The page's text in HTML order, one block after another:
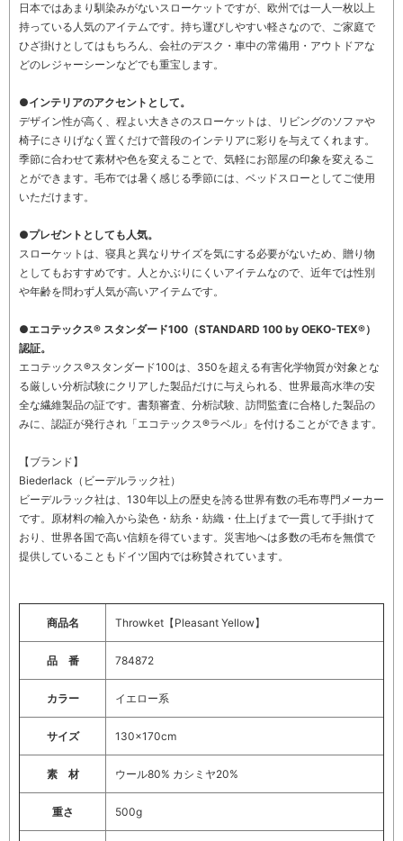
日本ではあまり馴染みがないスローケットですが、欧州では一人一枚以上
持っている人気のアイテムです。持ち運びしやすい軽さなので、ご家庭で
ひざ掛けとしてはもちろん、会社のデスク・車中の常備用・アウトドアな
どのレジャーシーンなどでも重宝します。
●インテリアのアクセントとして。
デザイン性が高く、程よい大きさのスローケットは、リビングのソファや
椅子にさりげなく置くだけで普段のインテリアに彩りを与えてくれます。
季節に合わせて素材や色を変えることで、気軽にお部屋の印象を変えるこ
とができます。毛布では暑く感じる季節には、ベッドスローとしてご使用
いただけます。
●プレゼントとしても人気。
スローケットは、寝具と異なりサイズを気にする必要がないため、贈り物
としてもおすすめです。人とかぶりにくいアイテムなので、近年では性別
や年齢を問わず人気が高いアイテムです。
●エコテックス® スタンダード100（STANDARD 100 by OEKO-TEX®）
認証。
エコテックス®スタンダード100は、350を超える有害化学物質が対象とな
る厳しい分析試験にクリアした製品だけに与えられる、世界最高水準の安
全な繊維製品の証です。書類審査、分析試験、訪問監査に合格した製品の
みに、認証が発行され「エコテックス®ラベル」を付けることができます。
【ブランド】
Biederlack（ビーデルラック社）
ビーデルラック社は、130年以上の歴史を誇る世界有数の毛布専門メーカー
です。原材料の輸入から染色・紡糸・紡織・仕上げまで一貫して手掛けて
おり、世界各国で高い信頼を得ています。災害地へは多数の毛布を無償で
提供していることもドイツ国内では称賛されています。
商品名 Throwket【Pleasant Yellow】
品 番 784872
カラー イエロー系
サイズ 130×170cm
素 材 ウール80% カシミヤ20%
重さ 500g